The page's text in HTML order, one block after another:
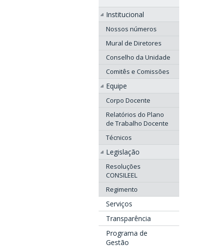
Institucional
Nossos números
Mural de Diretores
Conselho da Unidade
Comitês e Comissões
Equipe
Corpo Docente
Relatórios do Plano
de Trabalho Docente
Técnicos
Legislação
Resoluções
CONSILEEL
Regimento
Serviços
Transparência
Programa de
Gestão